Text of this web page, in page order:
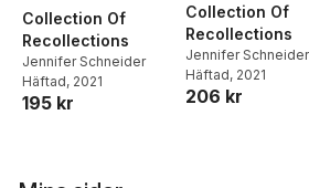
Collection Of
Recollections
Jennifer Schneider
Häftad, 2021
195 kr
Collection Of
Recollections
Jennifer Schneider
Häftad, 2021
206 kr